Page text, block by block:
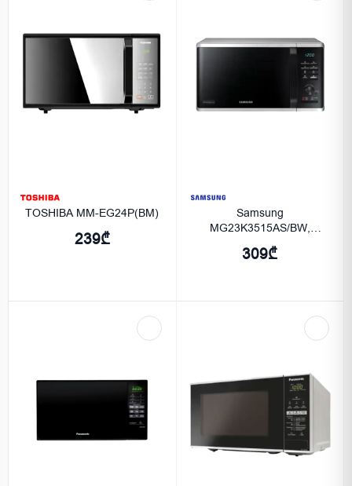
TOSHIBA MM-EG24P(BM)
239₾
Samsung
MG23K3515AS/BW,
Microwave, BioCeramic,
Grill, 23lt,1250watt, Silver
309₾